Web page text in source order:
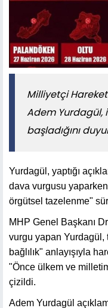
Milliyetçi Hareket
Adem Yurdagül,
başladığını
Yurdagül, yaptığı
dava vurgusu
örgütsel tazelenme"
MHP Genel Başkanı
vurgu yapan Yurdagül,
bağlılık" anlayışıyla
"Önce ülkem ve
çizildi.
Adem Yurdagül